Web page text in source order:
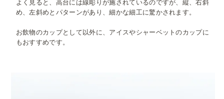
よく見ると、高台には線彫りが施されているのですが、縦、右斜
め、左斜めとパターンがあり、細かな細工に驚かされます。
お飲物のカップとして以外に、アイスやシャーベットのカップに
もおすすめです。